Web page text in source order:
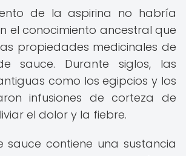
de la aspirina no habría
el conocimiento ancestral que
propiedades medicinales de
sauce. Durante siglos, las
como los egipcios y los
infusiones de corteza de
el dolor y la fiebre.
sauce contiene una sustancia